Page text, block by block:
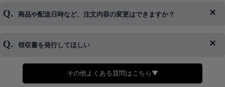
※発送後、発送準備が完了しお手続きが間に合わない場合は変更、
◆代金引換・クレジットカード・携帯キャリア決済・おねだり決
商品や配送日時など、注文内容の変更はできますか？
◆商品発送前の変更は承っております。
さい。
領収書を発行してほしい
◆領収書はご希望頂いた場合のみ発行しております。
その他よくある質問はこちら▼